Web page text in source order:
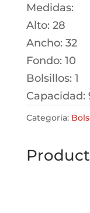
Medidas:
Alto: 28
Ancho: 32
Fondo: 10
Bolsillos: 1
Capacidad:
Categoría: